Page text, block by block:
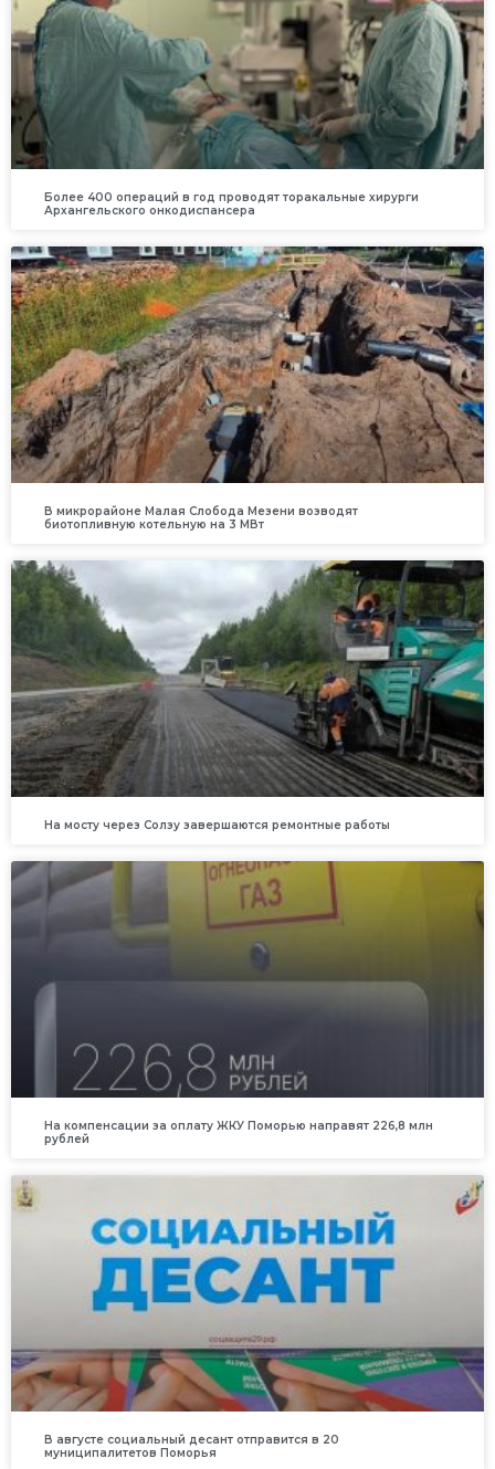
Более 400 операций в год проводят торакальные хирурги
Архангельского онкодиспансера
В микрорайоне Малая Слобода Мезени возводят
биотопливную котельную на 3 МВт
На мосту через Солзу завершаются ремонтные работы
На компенсации за оплату ЖКУ Поморью направят 226,8 млн
рублей
В августе социальный десант отправится в 20
муниципалитетов Поморья